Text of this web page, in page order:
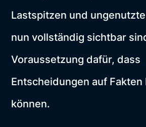
Lastspitzen und
nun vollständig sichtbar
Voraussetzung dafür, dass
Entscheidungen auf Fakten
können.